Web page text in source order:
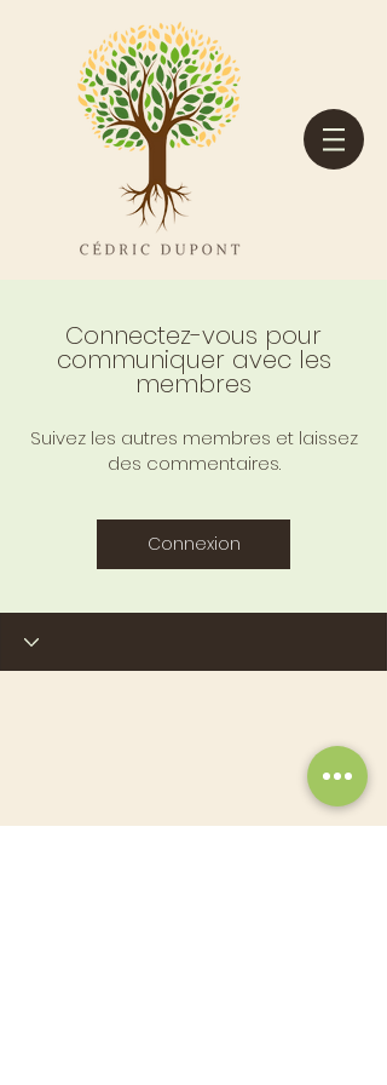
Connectez-vous pour
communiquer avec les
membres
Suivez les autres membres et laissez
des commentaires.
Connexion